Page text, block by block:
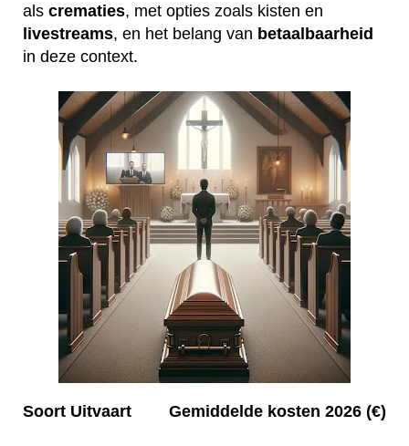
als crematies, met opties zoals kisten en
livestreams, en het belang van betaalbaarheid
in deze context.
Soort Uitvaart Gemiddelde kosten 2026 (€)